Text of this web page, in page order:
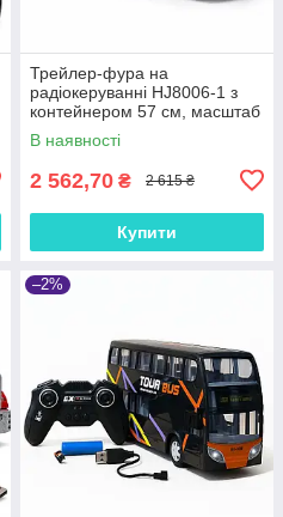
Трейлер-фура на
радіокеруванні HJ8006-1 з
контейнером 57 см, масштаб
1:12, світло, звук, акумулятор
3.7V, 2.4G
В наявності
2 562,70 ₴ 2 615 ₴
Купити
–2%